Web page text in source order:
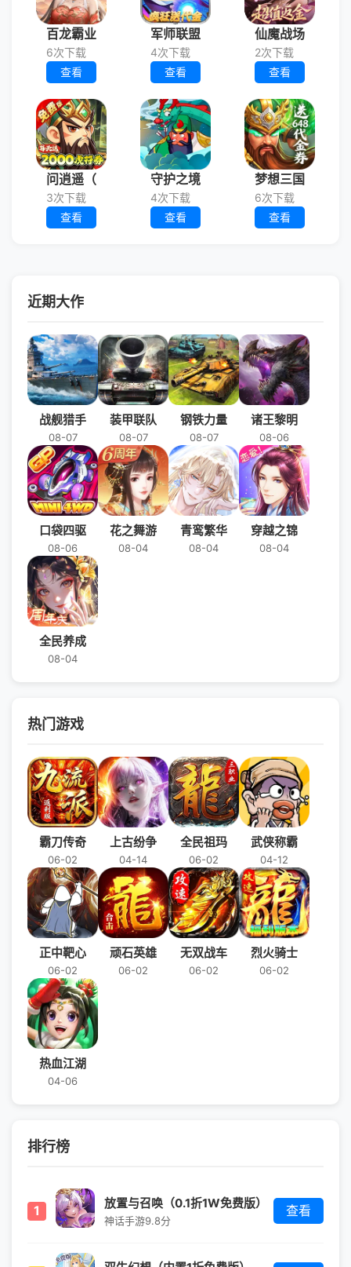
百龙霸业
6次下载
查看
军师联盟
4次下载
查看
仙魔战场
2次下载
查看
问逍遥（
3次下载
查看
守护之境
4次下载
查看
梦想三国
6次下载
查看
近期大作
战舰猎手
08-07
装甲联队
08-07
钢铁力量
08-07
诸王黎明
08-06
口袋四驱
08-06
花之舞游
08-04
青鸾繁华
08-04
穿越之锦
08-04
全民养成
08-04
热门游戏
霸刀传奇
06-02
上古纷争
04-14
全民祖玛
06-02
武侠称霸
04-12
正中靶心
06-02
顽石英雄
06-02
无双战车
06-02
烈火骑士
06-02
热血江湖
04-06
排行榜
1 放置与召唤（0.1折1W免费版）
神话手游9.8分
查看